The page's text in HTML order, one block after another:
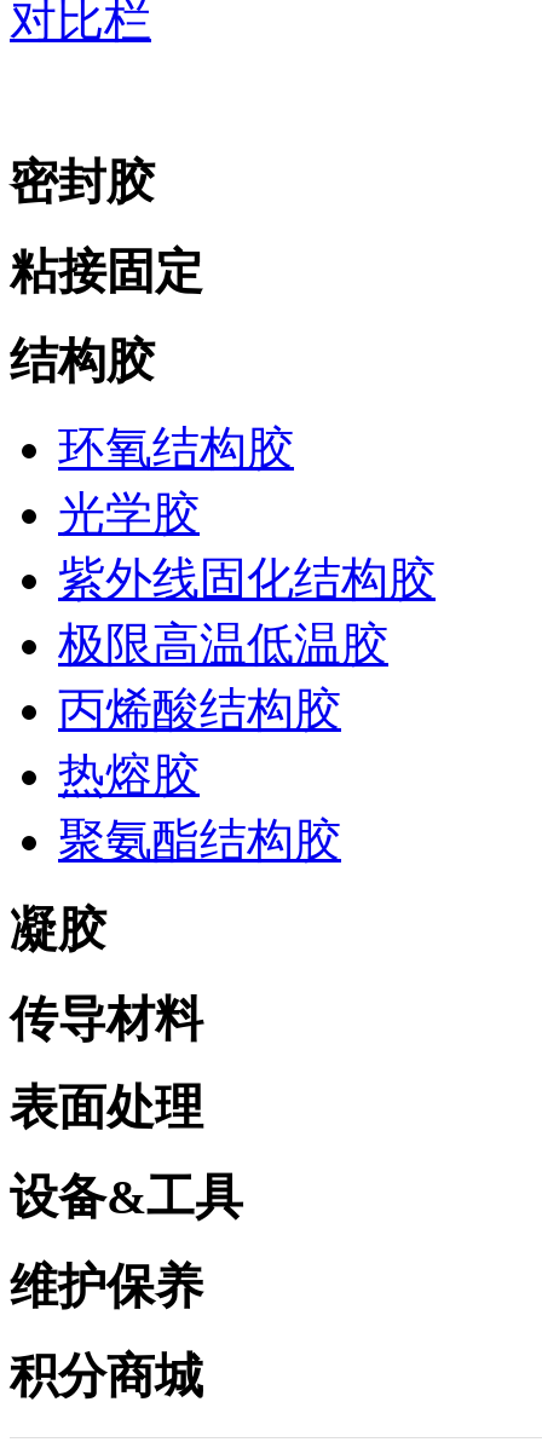
对比栏
密封胶
粘接固定
结构胶
环氧结构胶
光学胶
紫外线固化结构胶
极限高温低温胶
丙烯酸结构胶
热熔胶
聚氨酯结构胶
凝胶
传导材料
表面处理
设备&工具
维护保养
积分商城